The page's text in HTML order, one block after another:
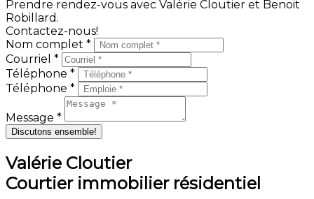
Prendre rendez-vous avec Valérie Cloutier et Benoit
Robillard.
Contactez-nous!
Nom complet *
Courriel *
Téléphone *
Téléphone *
Message *
Discutons ensemble!
Valérie Cloutier
Courtier immobilier résidentiel